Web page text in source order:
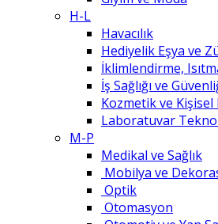
H-L
Havacılık
Hediyelik Eşya ve
İklimlendirme,
İş Sağlığı ve
Kozmetik ve Kişisel
Laboratuvar
M-P
Medikal ve Sağlık
Mobilya ve
Optik
Otomasyon